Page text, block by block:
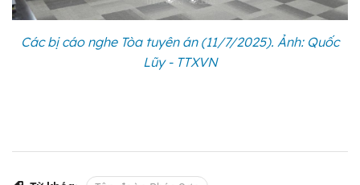
Các bị cáo nghe Tòa tuyên án (11/7/2025). Ảnh: Quốc
Lũy - TTXVN